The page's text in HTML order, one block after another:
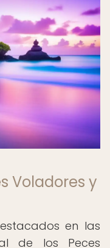
Voladores y
en las
de los Peces